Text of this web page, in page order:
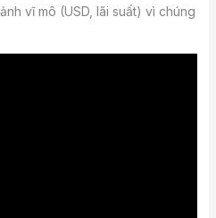
vĩ mô (USD, lãi suất) vì chúng